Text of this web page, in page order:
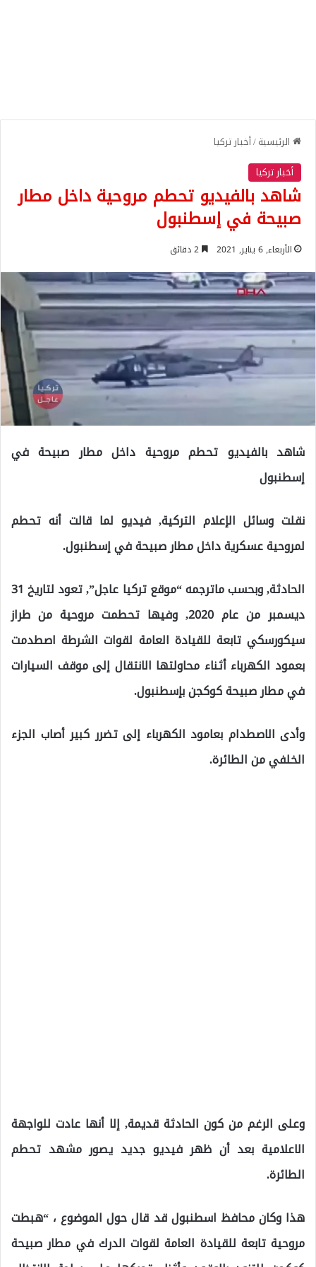
الرئيسية/أخبار تركيا
أخبار تركيا
شاهد بالفيديو تحطم مروحية داخل مطار
صبيحة في إسطنبول
الأربعاء, 6 يناير, 2021
شاهد بالفيديو تحطم مروحية داخل مطار صبيحة في
إسطنبول
نقلت وسائل الإعلام التركية, فيديو لما قالت أنه تحطم
لمروحية عسكرية داخل مطار صبيحة في إسطنبول.
الحادثة, وبحسب ماترجمه “موقع تركيا عاجل”, تعود لتاريخ 31
ديسمبر من عام 2020, وفيها تحطمت مروحية من طراز
سيكورسكي تابعة للقيادة العامة لقوات الشرطة اصطدمت
بعمود الكهرباء أثناء محاولتها الانتقال إلى موقف السيارات
في مطار صبيحة كوكجن بإسطنبول.
وأدى الاصطدام بعامود الكهرباء إلى تضرر كبير أصاب الجزء
الخلفي من الطائرة.
وعلى الرغم من كون الحادثة قديمة, إلا أنها عادت للواجهة
الاعلامية بعد أن ظهر فيديو جديد يصور مشهد تحطم
الطائرة.
هذا وكان محافظ اسطنبول قد قال حول الموضوع ، “هبطت
مروحية تابعة للقيادة العامة لقوات الدرك في مطار صبيحة